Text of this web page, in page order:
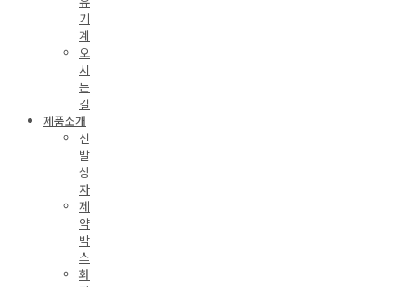
기
계
오
시
는
길
제품소개
신
발
상
자
제
약
박
스
화